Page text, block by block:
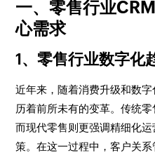
一、零售行业
心需求
1、零售行业数字化
近年来，随着消费升级和数
历着前所未有的变革。传统
而现代零售则更强调精细化
策。在这一过程中，客户关